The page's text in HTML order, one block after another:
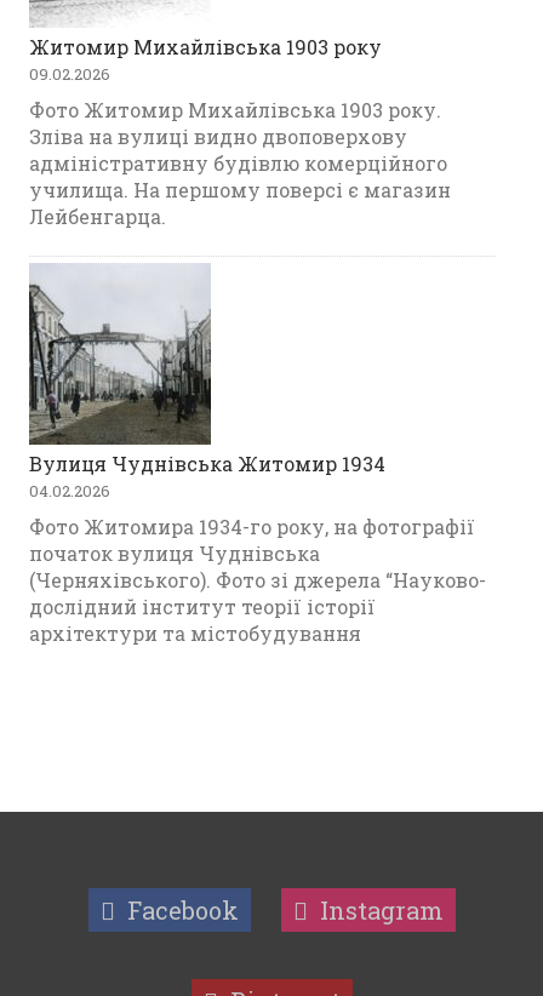
Житомир Михайлівська 1903 року
09.02.2026
Фото Житомир Михайлівська 1903 року.
Зліва на вулиці видно двоповерхову
адміністративну будівлю комерційного
училища. На першому поверсі є магазин
Лейбенгарца.
Вулиця Чуднівська Житомир 1934
04.02.2026
Фото Житомира 1934-го року, на фотографії
початок вулиця Чуднівська
(Черняхівського). Фото зі джерела “Науково-
дослідний інститут теорії історії
архітектури та містобудування
Facebook Instagram